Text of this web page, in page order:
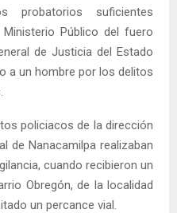
probatorios suficientes
Público del fuero
de Justicia del Estado
a un hombre por los delitos
policiacos de la dirección
de Nanacamilpa realizaban
cuando recibieron un
Obregón, de la localidad
un percance vial.